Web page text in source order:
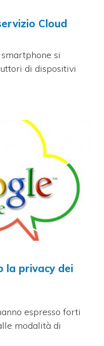
Cloud
si
di dispositivi
la privacy dei
espresso forti
modalità di